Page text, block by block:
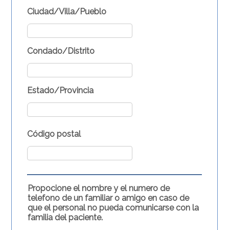
Ciudad/Villa/Pueblo
Condado/Distrito
Estado/Provincia
Código postal
Propocione el nombre y el numero de
telefono de un familiar o amigo en caso de
que el personal no pueda comunicarse con la
familia del paciente.